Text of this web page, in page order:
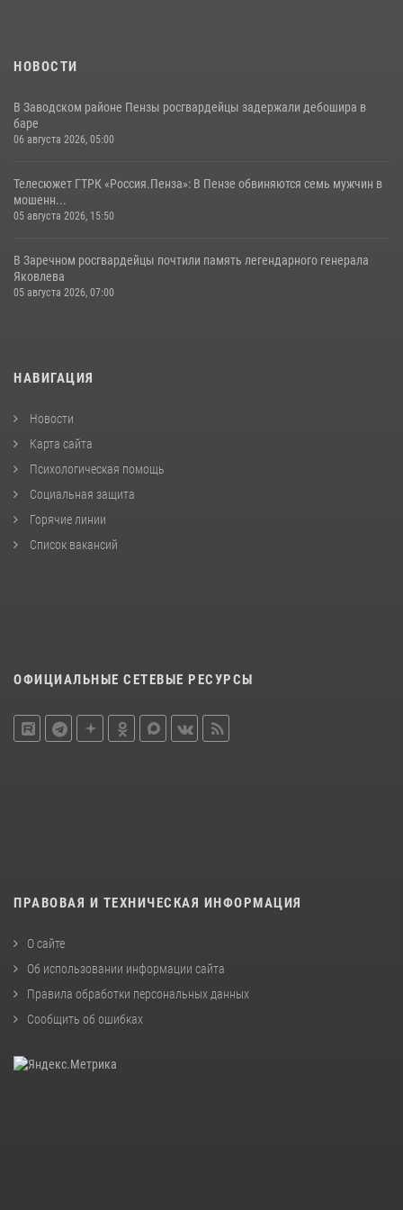
НОВОСТИ
В Заводском районе Пензы росгвардейцы задержали дебошира в
баре
06 августа 2026, 05:00
Телесюжет ГТРК «Россия.Пенза»: В Пензе обвиняются семь мужчин в
мошенн...
05 августа 2026, 15:50
В Заречном росгвардейцы почтили память легендарного генерала
Яковлева
05 августа 2026, 07:00
НАВИГАЦИЯ
Новости
Карта сайта
Психологическая помощь
Социальная защита
Горячие линии
Список вакансий
ОФИЦИАЛЬНЫЕ СЕТЕВЫЕ РЕСУРСЫ
ПРАВОВАЯ И ТЕХНИЧЕСКАЯ ИНФОРМАЦИЯ
О сайте
Об использовании информации сайта
Правила обработки персональных данных
Сообщить об ошибках